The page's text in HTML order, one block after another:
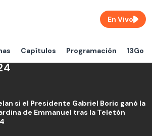
Capítulos Programación 13Go
En Vivo
si el Presidente Gabriel Boric ganó la
de Emmanuel tras la Teletón